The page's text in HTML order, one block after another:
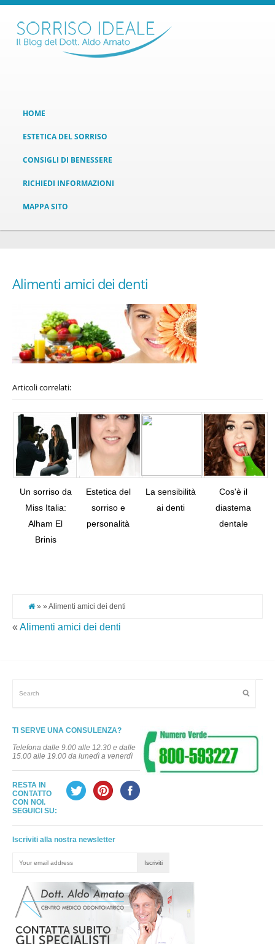
HOME
ESTETICA DEL SORRISO
CONSIGLI DI BENESSERE
RICHIEDI INFORMAZIONI
MAPPA SITO
Alimenti amici dei denti
Articoli correlati:
Un sorriso da
Miss Italia:
Alham El
Brinis
Estetica del
sorriso e
personalità
La sensibilità
ai denti
Cos'è il
diastema
dentale
» » Alimenti amici dei denti
« Alimenti amici dei denti
TI SERVE UNA CONSULENZA?
Telefona dalle 9.00 alle 12.30 e dalle
15.00 alle 19.00 da lunedì a venerdì
RESTA IN
CONTATTO
CON NOI.
SEGUICI SU:
Iscriviti alla nostra newsletter